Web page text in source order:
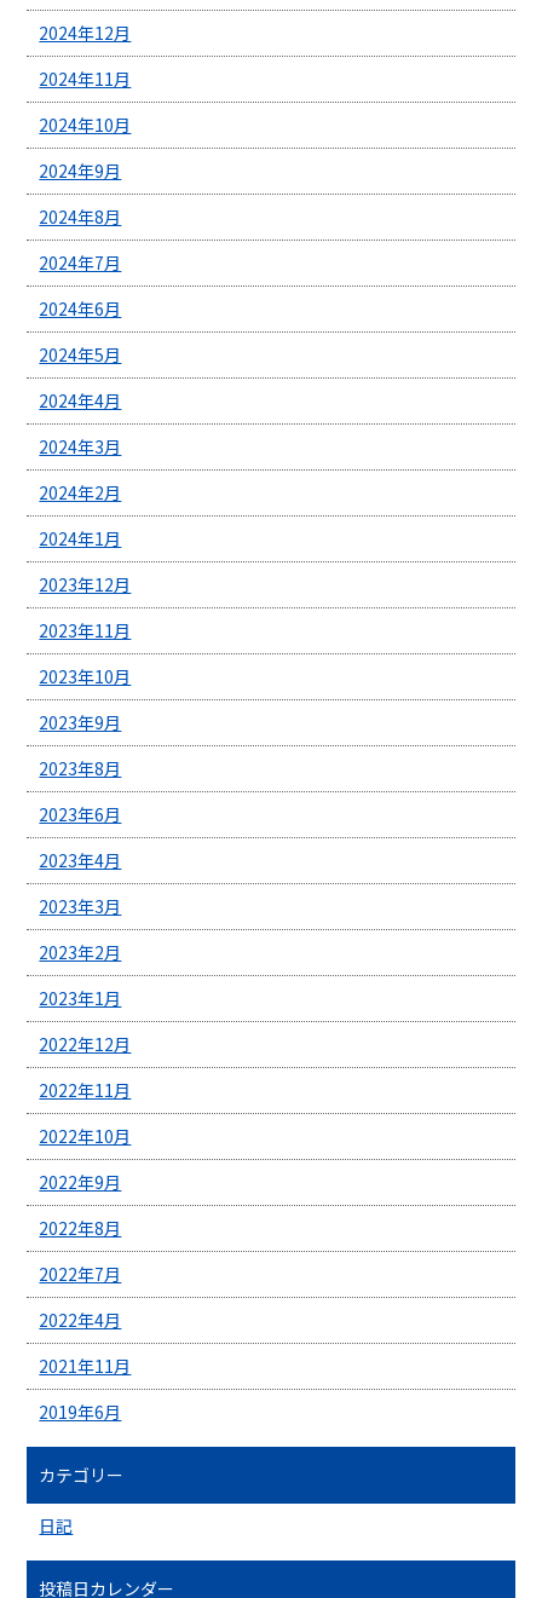
2024年12月
2024年11月
2024年10月
2024年9月
2024年8月
2024年7月
2024年6月
2024年5月
2024年4月
2024年3月
2024年2月
2024年1月
2023年12月
2023年11月
2023年10月
2023年9月
2023年8月
2023年6月
2023年4月
2023年3月
2023年2月
2023年1月
2022年12月
2022年11月
2022年10月
2022年9月
2022年8月
2022年7月
2022年4月
2021年11月
2019年6月
カテゴリー
日記
投稿日カレンダー